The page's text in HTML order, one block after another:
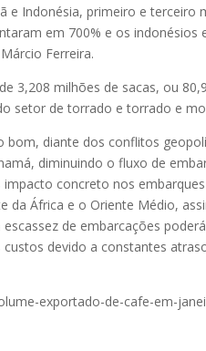
Indonésia, primeiro e terceiro
em 700% e os indonésios
Ferreira.
3,208 milhões de sacas, ou
setor de torrado e torrado e
bom, diante dos conflitos
diminuindo o fluxo de
concreto nos
África e o Oriente Médio,
de embarcações
devido a constantes
exportado-de-cafe-em-